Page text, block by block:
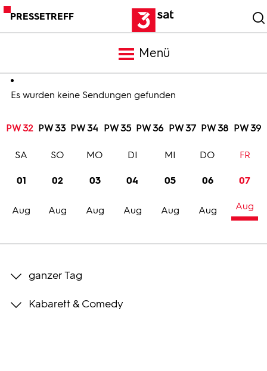
PRESSETREFF
Menü
Meldungen
Programm
Trailer
Bilder
Es wurden keine Sendungen gefunden
PW 32 PW 33 PW 34 PW 35 PW 36 PW 37 PW 38 PW 39
01
Aug
SA
02
Aug
SO
03
Aug
MO
04
Aug
DI
05
Aug
MI
06
Aug
DO
07
Aug
FR
ganzer Tag
Kabarett & Comedy